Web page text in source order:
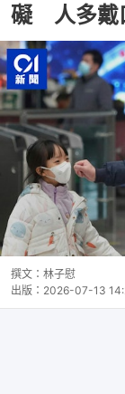
礙 人多戴
撰文： 林子慰
出版： 2026-07-13